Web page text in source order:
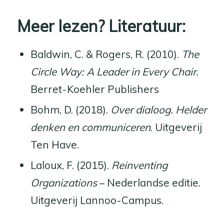
Meer lezen? Literatuur:
Baldwin, C. & Rogers, R. (2010). The
Circle Way: A Leader in Every Chair.
Berret-Koehler Publishers
Bohm, D. (2018). Over dialoog. Helder
denken en communiceren. Uitgeverij
Ten Have.
Laloux, F. (2015). Reinventing
Organizations– Nederlandse editie.
Uitgeverij Lannoo-Campus.